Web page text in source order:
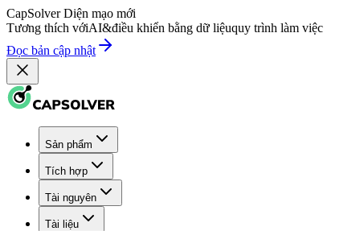
CapSolver Diện mạo mới
Tương thích vớiAI&điều khiển bằng dữ liệuquy trình làm việc
Đọc bản cập nhật
Sản phẩm
Tích hợp
Tài nguyên
Tài liệu